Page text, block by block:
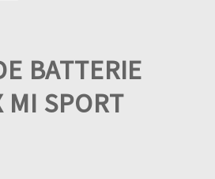
BATTERIE
MI SPORT